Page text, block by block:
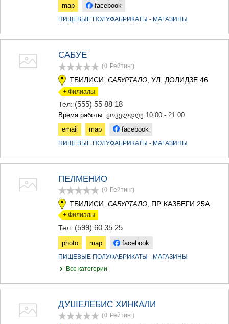
map facebook
ПИЩЕВЫЕ ПОЛУФАБРИКАТЫ - МАГАЗИНЫ
САБУЕ
(0 Рейтинг)
ТБИЛИСИ. САБУРТАЛО , УЛ. ДОЛИДЗЕ 46
+ Филиалы
Тел: (555) 55 88 18
Время работы: ყოველდღე 10:00 - 21:00
email
map facebook
ПИЩЕВЫЕ ПОЛУФАБРИКАТЫ - МАГАЗИНЫ
ПЕЛМЕНИО
(0 Рейтинг)
ТБИЛИСИ. САБУРТАЛО , ПР. КАЗБЕГИ 25А
+ Филиалы
Тел: (599) 60 35 25
photo map facebook
ПИЩЕВЫЕ ПОЛУФАБРИКАТЫ - МАГАЗИНЫ
Все категории
ДУШЕЛЕБИС ХИНКАЛИ
(0 Рейтинг)